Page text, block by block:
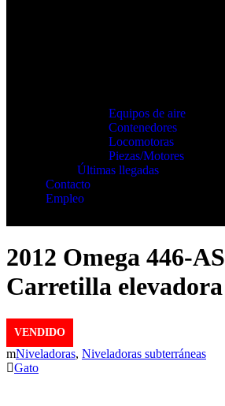
Equipos de aire
Contenedores
Locomotoras
Piezas/Motores
Últimas llegadas
Contacto
Empleo
2012 Omega 446-AS
Carretilla elevadora
VENDIDO
Niveladoras, Niveladoras subterráneas
Gato